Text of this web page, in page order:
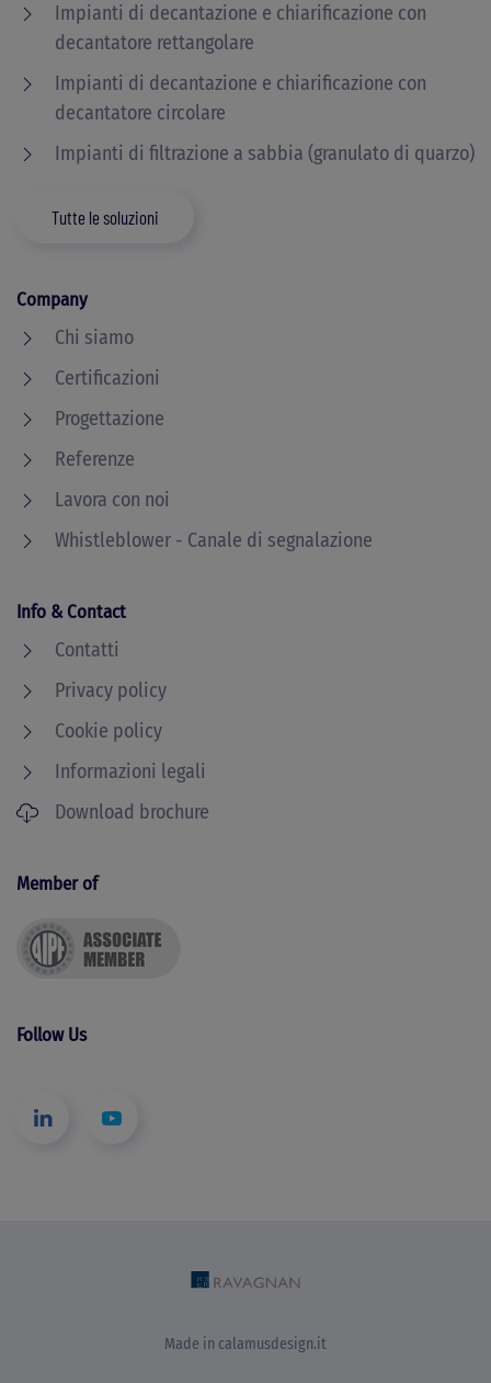
Impianti di decantazione e chiarificazione con
decantatore rettangolare
Impianti di decantazione e chiarificazione con
decantatore circolare
Impianti di filtrazione a sabbia (granulato di quarzo)
Tutte le soluzioni
Company
Chi siamo
Certificazioni
Progettazione
Referenze
Lavora con noi
Whistleblower - Canale di segnalazione
Info & Contact
Contatti
Privacy policy
Cookie policy
Informazioni legali
Download brochure
Member of
Follow Us
Made in calamusdesign.it